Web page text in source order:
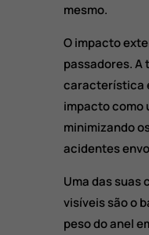
mesmo.
O impacto
passadores. A
característica
impacto como
minimizando
acidentes
Uma das
visíveis são o
peso do anel